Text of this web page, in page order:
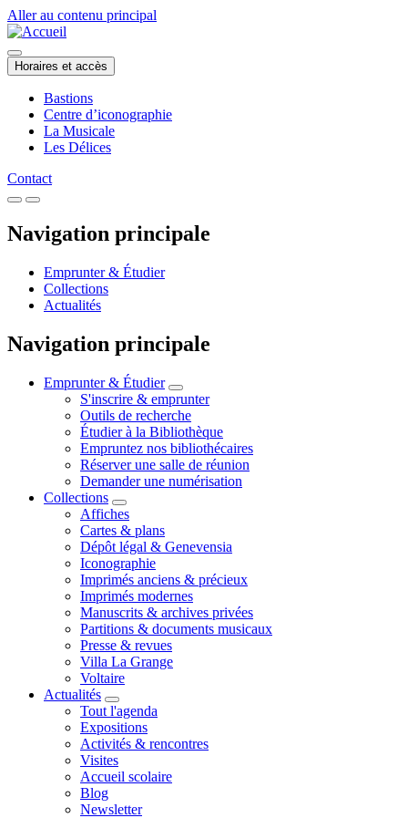
Aller au contenu principal
Horaires et accès
Bastions
Centre d’iconographie
La Musicale
Les Délices
Contact
Navigation principale
Emprunter & Étudier
Collections
Actualités
Navigation principale
Emprunter & Étudier
S'inscrire & emprunter
Outils de recherche
Étudier à la Bibliothèque
Empruntez nos bibliothécaires
Réserver une salle de réunion
Demander une numérisation
Collections
Affiches
Cartes & plans
Dépôt légal & Genevensia
Iconographie
Imprimés anciens & précieux
Imprimés modernes
Manuscrits & archives privées
Partitions & documents musicaux
Presse & revues
Villa La Grange
Voltaire
Actualités
Tout l'agenda
Expositions
Activités & rencontres
Visites
Accueil scolaire
Blog
Newsletter